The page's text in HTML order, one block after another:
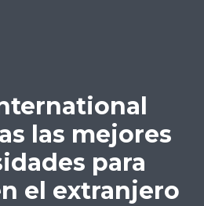
las mejores
para
el extranjero